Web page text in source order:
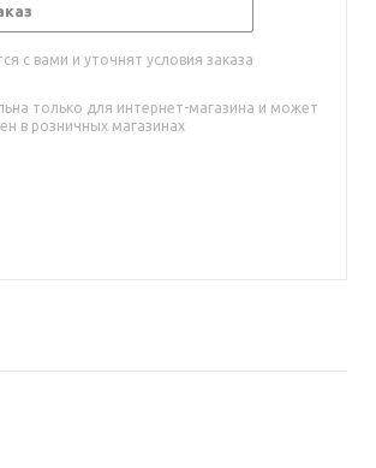
с вами и уточнят условия заказа
только для интернет-магазина и может
в розничных магазинах